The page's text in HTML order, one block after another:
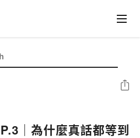
｜為什麼真話都等到
Share